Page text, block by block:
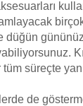
düğün
süreçte
de